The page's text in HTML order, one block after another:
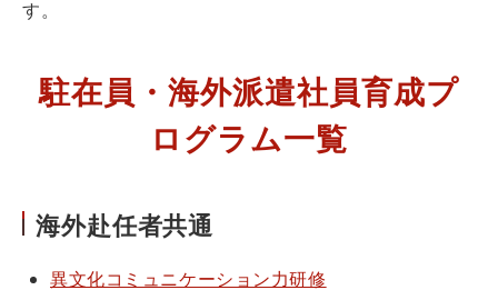
す。
駐在員・海外派遣社員育成プ
ログラム一覧
海外赴任者共通
異文化コミュニケーション力研修